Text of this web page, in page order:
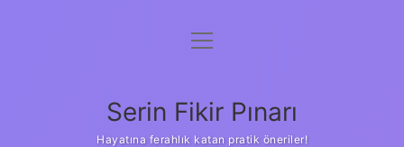
Gizlilik Politikası
Yasal Uyarı
menüyü
Serin Fikir Pınarı
Hayatına ferahlık katan pratik öneriler!